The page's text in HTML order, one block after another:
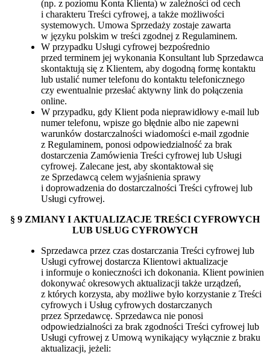
(np. z poziomu Konta Klienta) w zależności od cech
i charakteru Treści cyfrowej, a także możliwości
systemowych. Umowa Sprzedaży zostaje zawarta
w języku polskim w treści zgodnej z Regulaminem.
W przypadku Usługi cyfrowej bezpośrednio
przed terminem jej wykonania Konsultant lub Sprzedawca
skontaktują się z Klientem, aby dogodną formę kontaktu
lub ustalić numer telefonu do kontaktu telefonicznego
czy ewentualnie przesłać aktywny link do połączenia
online.
W przypadku, gdy Klient poda nieprawidłowy e-mail lub
numer telefonu, wpisze go błędnie albo nie zapewni
warunków dostarczalności wiadomości e-mail zgodnie
z Regulaminem, ponosi odpowiedzialność za brak
dostarczenia Zamówienia Treści cyfrowej lub Usługi
cyfrowej. Zalecane jest, aby skontaktował się
ze Sprzedawcą celem wyjaśnienia sprawy
i doprowadzenia do dostarczalności Treści cyfrowej lub
Usługi cyfrowej.
§ 9 ZMIANY I AKTUALIZACJE TREŚCI CYFROWYCH
LUB USŁUG CYFROWYCH
Sprzedawca przez czas dostarczania Treści cyfrowej lub
Usługi cyfrowej dostarcza Klientowi aktualizacje
i informuje o konieczności ich dokonania. Klient powinien
dokonywać okresowych aktualizacji także urządzeń,
z których korzysta, aby możliwe było korzystanie z Treści
cyfrowych i Usług cyfrowych dostarczanych
przez Sprzedawcę. Sprzedawca nie ponosi
odpowiedzialności za brak zgodności Treści cyfrowej lub
Usługi cyfrowej z Umową wynikający wyłącznie z braku
aktualizacji, jeżeli: